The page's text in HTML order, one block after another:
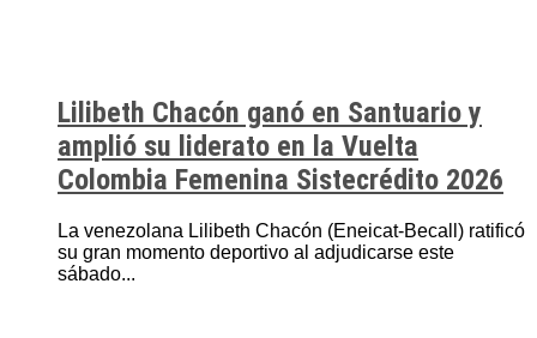
Lilibeth Chacón ganó en Santuario y
amplió su liderato en la Vuelta
Colombia Femenina Sistecrédito 2026
La venezolana Lilibeth Chacón (Eneicat-Becall) ratificó
su gran momento deportivo al adjudicarse este
sábado...